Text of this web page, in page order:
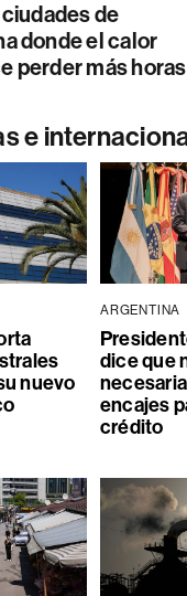
de
donde el calor
perder más horas
e
nuevo
ARGENTINA
dice que
encajes
crédito